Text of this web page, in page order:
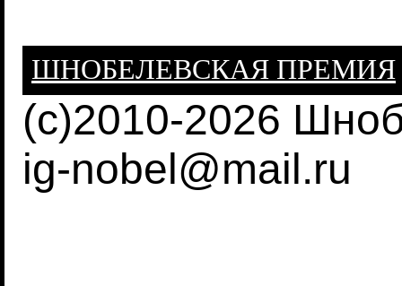
ШНОБЕЛЕВСКАЯ ПРЕМИЯ
(c)2010-2026
ig-nobel@mail.ru